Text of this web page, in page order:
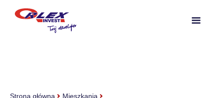
Strona główna
Mieszkania